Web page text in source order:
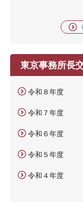
東京事務所長
令和８年度
令和７年度
令和６年度
令和５年度
令和４年度